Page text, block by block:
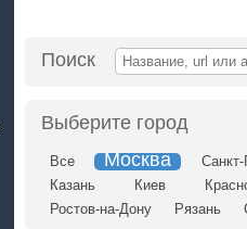
Поиск
Выберите город
Все Москва
Санкт-
Казань
Киев
Ростов-на-Дону
Рязань